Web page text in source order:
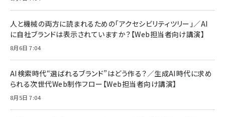
組織の成果を最大化する ルールのデザイン
￥1,980
Amazonランキングをもっと見る
全ワイヤレスイヤホン/アクティブノイズキャンセリ
技術基準適合】ブラック
￥5,990
ケーブル Anker絡まないケーブル 240W 結束バン
ド付き USB PD対応 シリコン素材採用 iPhone
17 / 16 / 15 / Galaxy iPad Pro MacBook
Pro/Air 各種対応 (1.8m ミッドナイトブラック)
￥1,890
サッポロ 生ビール 黒ラベル 350ml 缶 24本 ビー
ル ケース買い【6/30応募〆切! 黒ラベルビヤセラー
￥4,857
人と機械の両方に読まれるための「アクセシビリティツリー」／AI
に自社ブランドは表示されていますか？【Web担当者向け講演】
8月6日 7:04
AI検索時代“選ばれるブランド”はどう作る？／生成AI時代に求め
られる次世代Web制作フロー【Web担当者向け講演】
8月5日 7:04